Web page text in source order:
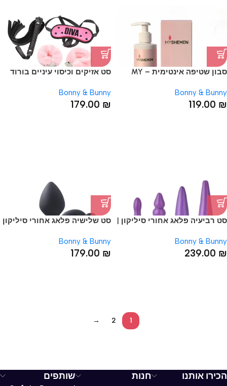
סבון שטיפה אינטימית – MY
Bonny & Bunny
119.00 ₪
סט אזיקים וכיסוי עיניים בורוד
Bonny & Bunny
179.00 ₪
סט רביעיה פלאג אחורי סיליקון |
Bonny & Bunny
239.00 ₪
סט שלישיה פלאג אחורי סיליקון
Bonny & Bunny
179.00 ₪
1
2
→
הכירו אותנו חנות
שותפים